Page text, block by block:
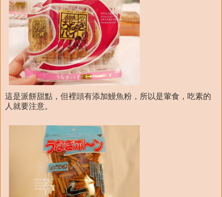
這是派餅甜點，但裡頭有添加鰻魚粉，所以是葷食，吃素的
人就要注意。